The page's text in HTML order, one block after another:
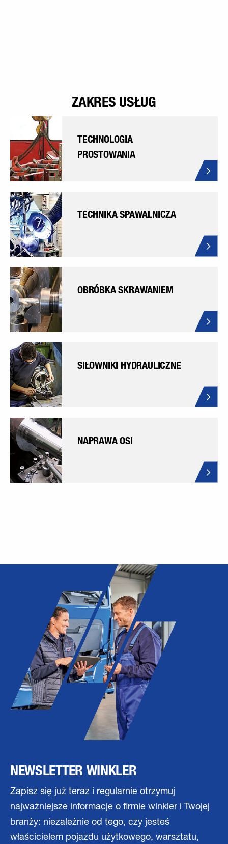
ZAKRES USŁUG
TECHNOLOGIA
PROSTOWANIA
TECHNIKA SPAWALNICZA
OBRÓBKA SKRAWANIEM
SIŁOWNIKI HYDRAULICZNE
NAPRAWA OSI
NEWSLETTER WINKLER
Zapisz się już teraz i regularnie otrzymuj
najważniejsze informacje o firmie winkler i Twojej
branży: niezależnie od tego, czy jesteś
właścicielem pojazdu użytkowego, warsztatu,